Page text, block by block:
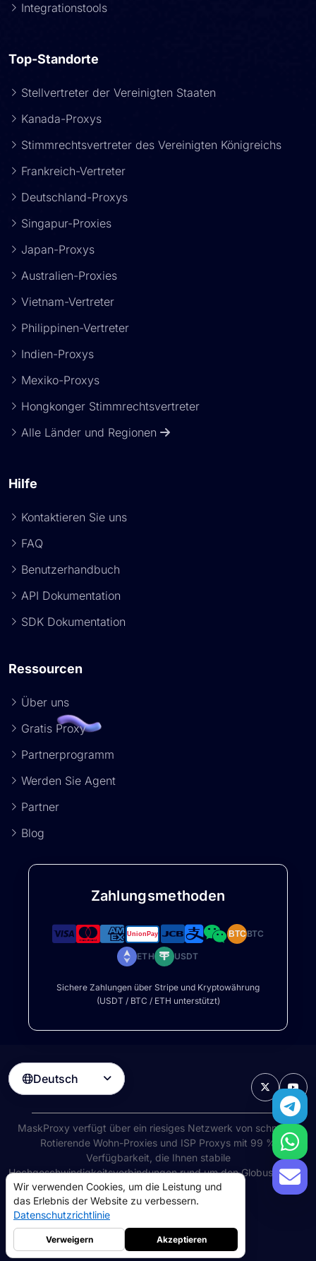
Integrationstools
Top-Standorte
Stellvertreter der Vereinigten Staaten
Kanada-Proxys
Stimmrechtsvertreter des Vereinigten Königreichs
Frankreich-Vertreter
Deutschland-Proxys
Singapur-Proxies
Japan-Proxys
Australien-Proxies
Vietnam-Vertreter
Philippinen-Vertreter
Indien-Proxys
Mexiko-Proxys
Hongkonger Stimmrechtsvertreter
Alle Länder und Regionen
Hilfe
Kontaktieren Sie uns
FAQ
Benutzerhandbuch
API Dokumentation
SDK Dokumentation
Ressourcen
Über uns
Gratis Proxy
Partnerprogramm
Werden Sie Agent
Partner
Blog
Zahlungsmethoden
BTCBTC
ETH USDT
Sichere Zahlungen über Stripe und Kryptowährung
(USDT / BTC / ETH unterstützt)
Deutsch 
MaskProxy verfügt über ein riesiges Netzwerk von schnellen
Rotierende Wohn-Proxies und ISP Proxys mit 99 %
Verfügbarkeit, die Ihnen stabile
Hochgeschwindigkeitsverbindungen rund um den Globus bieten.
©2026AIWAY LIMITED. Alle Rechte vorbehalten.
Nutzungsbedingungen
RückerstattungsrichtlinieCookie-Richtlinie
Wir verwenden Cookies, um die Leistung und
das Erlebnis der Website zu verbessern.
Datenschutzrichtlinie
Verweigern Akzeptieren